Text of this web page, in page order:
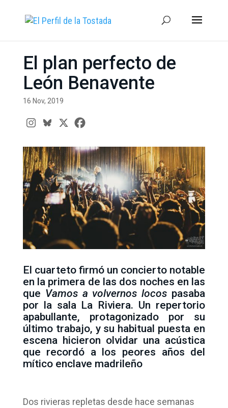
El plan perfecto de
León Benavente
16 Nov, 2019
El cuarteto firmó un concierto notable
en la primera de las dos noches en las
que Vamos a volvernos locos pasaba
por la sala La Riviera. Un repertorio
apabullante, protagonizado por su
último trabajo, y su habitual puesta en
escena hicieron olvidar una acústica
que recordó a los peores años del
mítico enclave madrileño
Dos rivieras repletas desde hace semanas